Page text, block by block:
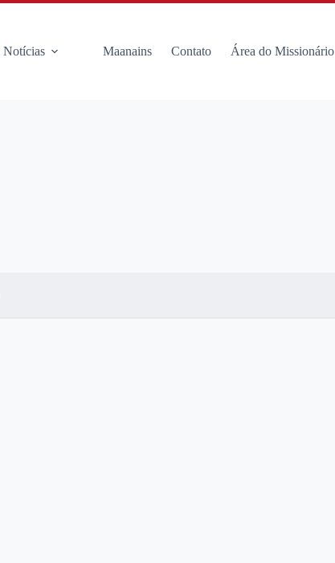
Notícias Maanains Contato Área do Missionário